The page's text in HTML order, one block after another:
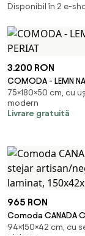
Disponibil în 2 e-
3.200 RON
COMODA - LEMN
75×180×50 cm, cu
modern
Livrare gratuită
965 RON
Comoda CANADA
artisan/negru, PAL
94×150×42 cm, cu